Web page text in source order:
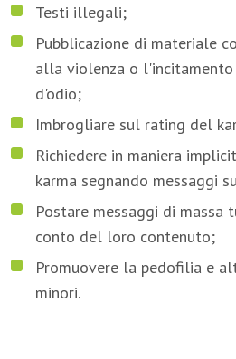
Testi illegali;
Pubblicazione di materiale
alla violenza o
d'odio;
Imbrogliare sul rating del
Richiedere in maniera
karma segnando messaggi
Postare messaggi di massa
conto del loro contenuto;
Promuovere la pedofilia e
minori.